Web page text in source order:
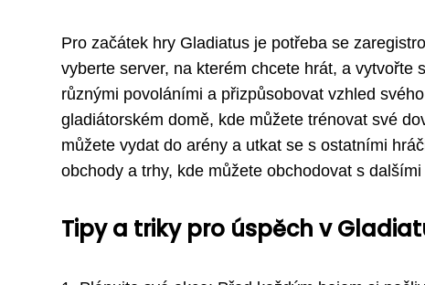
Pro začátek hry Gladiatus je potřeba se
vyberte server, na kterém chcete hrát, a vytvořte
různými povoláními a přizpůsobovat vzhled
gladiátorském domě, kde můžete trénovat své
můžete vydat do arény a utkat se s ostatními
obchody a trhy, kde můžete obchodovat s
Tipy a triky pro úspěch v